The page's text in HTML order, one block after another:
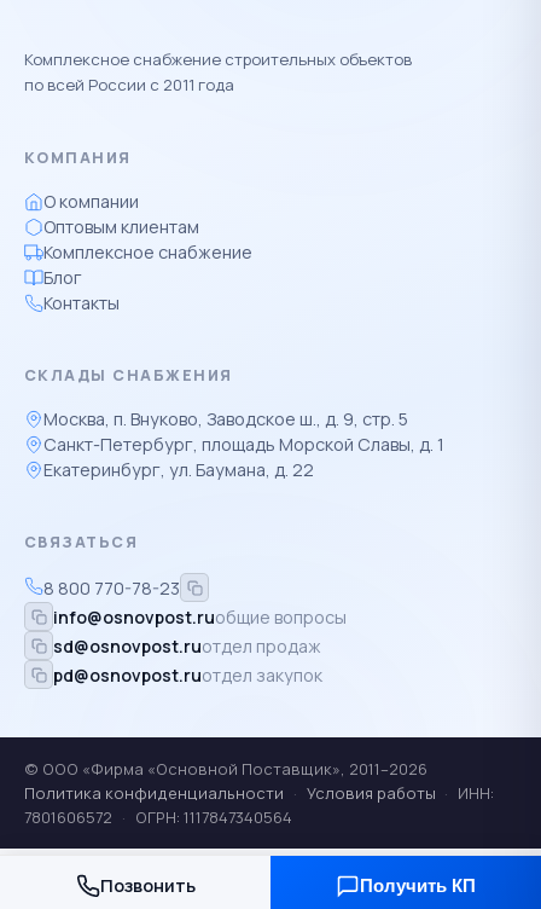
Комплексное снабжение строительных объектов
по всей России с 2011 года
КОМПАНИЯ
О компании
Оптовым клиентам
Комплексное снабжение
Блог
Контакты
СКЛАДЫ СНАБЖЕНИЯ
Москва, п. Внуково, Заводское ш., д. 9, стр. 5
Санкт-Петербург, площадь Морской Славы, д. 1
Екатеринбург, ул. Баумана, д. 22
СВЯЗАТЬСЯ
8 800 770-78-23
info@osnovpost.ruобщие вопросы
sd@osnovpost.ruотдел продаж
pd@osnovpost.ruотдел закупок
© ООО «Фирма «Основной Поставщик», 2011–2026
Политика конфиденциальности · Условия работы · ИНН:
7801606572 · ОГРН: 1117847340564
Позвонить Получить КП